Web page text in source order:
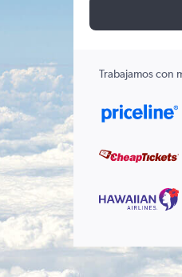
Trabajamos con